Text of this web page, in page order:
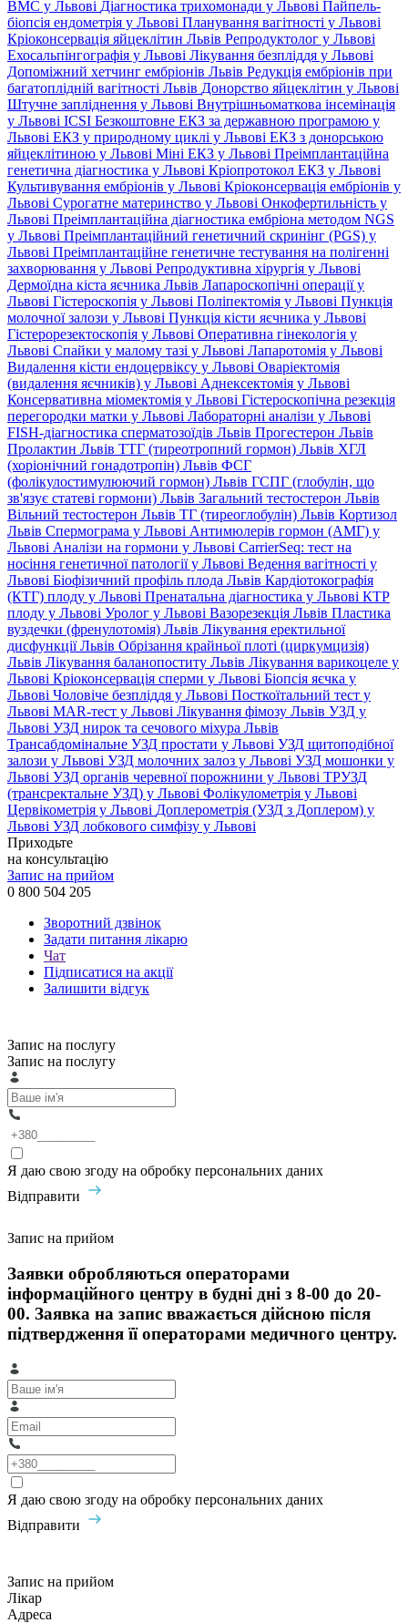
ВМС у Львові Діагностика трихомонади у Львові Пайпель-
біопсія ендометрія у Львові Планування вагітності у Львові
Кріоконсервація яйцеклітин Львів Репродуктолог у Львові
Ехосальпінгографія у Львові Лікування безпліддя у Львові
Допоміжний хетчинг ембріонів Львів Редукція ембріонів при
багатоплідній вагітності Львів Донорство яйцеклітин у Львові
Штучне запліднення у Львові Внутрішньоматкова інсемінація
у Львові ICSI Безкоштовне ЕКЗ за державною програмою у
Львові ЕКЗ у природному циклі у Львові ЕКЗ з донорською
яйцеклітиною у Львові Міні ЕКЗ у Львові Преімплантаційна
генетична діагностика у Львові Кріопротокол ЕКЗ у Львові
Культивування ембріонів у Львові Кріоконсервація ембріонів у
Львові Сурогатне материнство у Львові Онкофертильність у
Львові Преімплантаційна діагностика ембріона методом NGS
у Львові Преімплантаційний генетичний скринінг (PGS) у
Львові Преімплантаційне генетичне тестування на полігенні
захворювання у Львові Репродуктивна хірургія у Львові
Дермоїдна кіста яєчника Львів Лапароскопічні операції у
Львові Гістероскопія у Львові Поліпектомія у Львові Пункція
молочної залози у Львові Пункція кісти яєчника у Львові
Гістерорезектоскопія у Львові Оперативна гінекологія у
Львові Спайки у малому тазі у Львові Лапаротомія у Львові
Видалення кісти ендоцервіксу у Львові Оваріектомія
(видалення яєчників) у Львові Аднексектомія у Львові
Консервативна міомектомія у Львові Гістероскопічна резекція
перегородки матки у Львові Лабораторні аналізи у Львові
FISH-діагностика сперматозоїдів Львів Прогестерон Львів
Пролактин Львів ТТГ (тиреотропний гормон) Львів ХГЛ
(хоріонічний гонадотропін) Львів ФСГ
(фолікулостимулюючий гормон) Львів ГСПГ (глобулін, що
зв'язує статеві гормони) Львів Загальний тестостерон Львів
Вільний тестостерон Львів ТГ (тиреоглобулін) Львів Кортизол
Львів Спермограма у Львові Антимюлерів гормон (АМГ) у
Львові Аналізи на гормони у Львові CarrierSeq: тест на
носіння генетичної патології у Львові Ведення вагітності у
Львові Біофізичний профіль плода Львів Кардіотокографія
(КТГ) плоду у Львові Пренатальна діагностика у Львові КТР
плоду у Львові Уролог у Львові Вазорезекція Львів Пластика
вуздечки (френулотомія) Львів Лікування еректильної
дисфункції Львів Обрізання крайньої плоті (циркумцизія)
Львів Лікування баланопоститу Львів Лікування варикоцеле у
Львові Кріоконсервація сперми у Львові Біопсія яєчка у
Львові Чоловіче безпліддя у Львові Посткоїтальний тест у
Львові MAR-тест у Львові Лікування фімозу Львів УЗД у
Львові УЗД нирок та сечового міхура Львів
Трансабдомінальне УЗД простати у Львові УЗД щитоподібної
залози у Львові УЗД молочних залоз у Львові УЗД мошонки у
Львові УЗД органів черевної порожнини у Львові ТРУЗД
(трансректальне УЗД) у Львові Фолікулометрія у Львові
Цервікометрія у Львові Доплерометрія (УЗД з Доплером) у
Львові УЗД лобкового симфізу у Львові
Приходьте
на консультацію
Запис на прийом
0 800 504 205
Зворотний дзвінок
Задати питання лікарю
Чат
Підписатися на акції
Залишити відгук
Запис на послугу
Запис на послугу
Я даю свою згоду на обробку персональних даних
Відправити
Запис на прийом
Заявки обробляються операторами
інформаційного центру в будні дні з 8-00 до 20-
00. Заявка на запис вважається дійсною після
підтвердження її операторами медичного центру.
Я даю свою згоду на обробку персональних даних
Відправити
Запис на прийом
Лікар
Адреса